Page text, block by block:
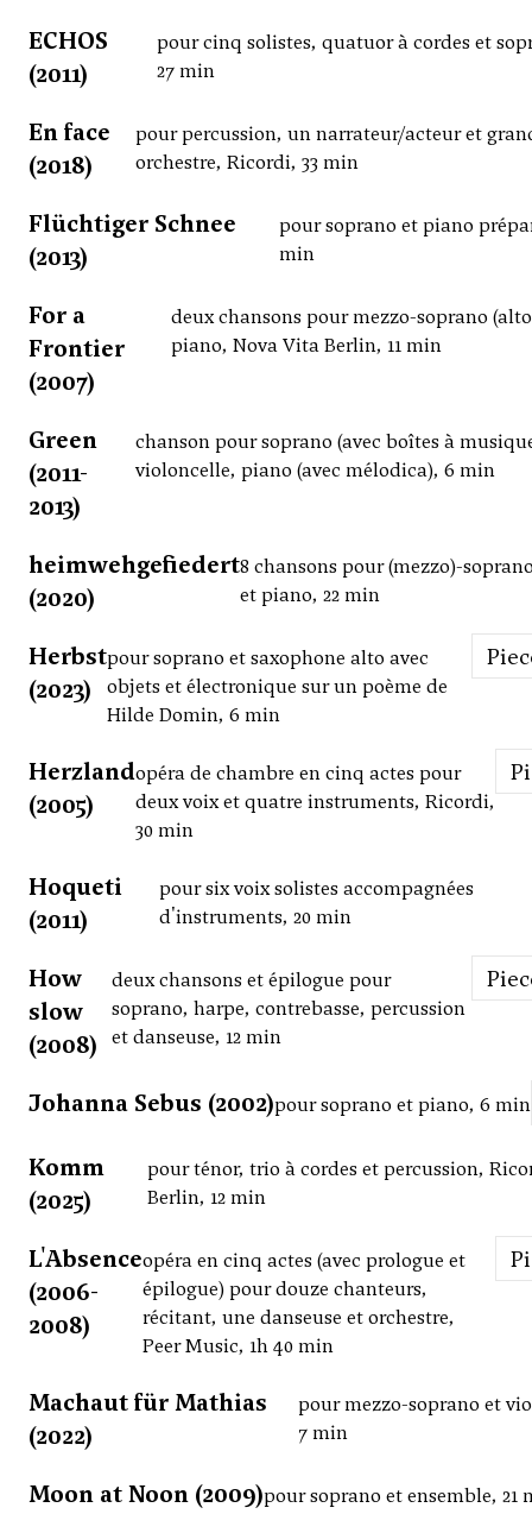
ECHOS
(2011)
pour cinq solistes, quatuor à cordes et
27 min
En face
(2018)
pour percussion, un narrateur/acteur et
orchestre, Ricordi, 33 min
Flüchtiger Schnee
(2013)
pour soprano et piano
min
For a
Frontier
(2007)
deux chansons pour mezzo-soprano
piano, Nova Vita Berlin, 11 min
Green
(2011-
2013)
chanson pour soprano (avec boîtes à
violoncelle, piano (avec mélodica), 6 min
heimwehgefiedert
(2020)
8 chansons pour (mezzo)-
et piano, 22 min
Herbst
(2023)
pour soprano et saxophone alto avec
objets et électronique sur un poème de
Hilde Domin, 6 min
Herzland
(2005)
opéra de chambre en cinq actes pour
deux voix et quatre instruments, Ricordi,
30 min
Hoqueti
(2011)
pour six voix solistes accompagnées
d'instruments, 20 min
How
slow
(2008)
deux chansons et épilogue pour
soprano, harpe, contrebasse, percussion
et danseuse, 12 min
Johanna Sebus (2002)pour soprano et piano, 6 min
Komm
(2025)
pour ténor, trio à cordes et percussion,
Berlin, 12 min
L'Absence
(2006-
2008)
opéra en cinq actes (avec prologue et
épilogue) pour douze chanteurs,
récitant, une danseuse et orchestre,
Peer Music, 1h 40 min
Machaut für Mathias
(2022)
pour mezzo-soprano et
7 min
Moon at Noon (2009)pour soprano et ensemble, 21